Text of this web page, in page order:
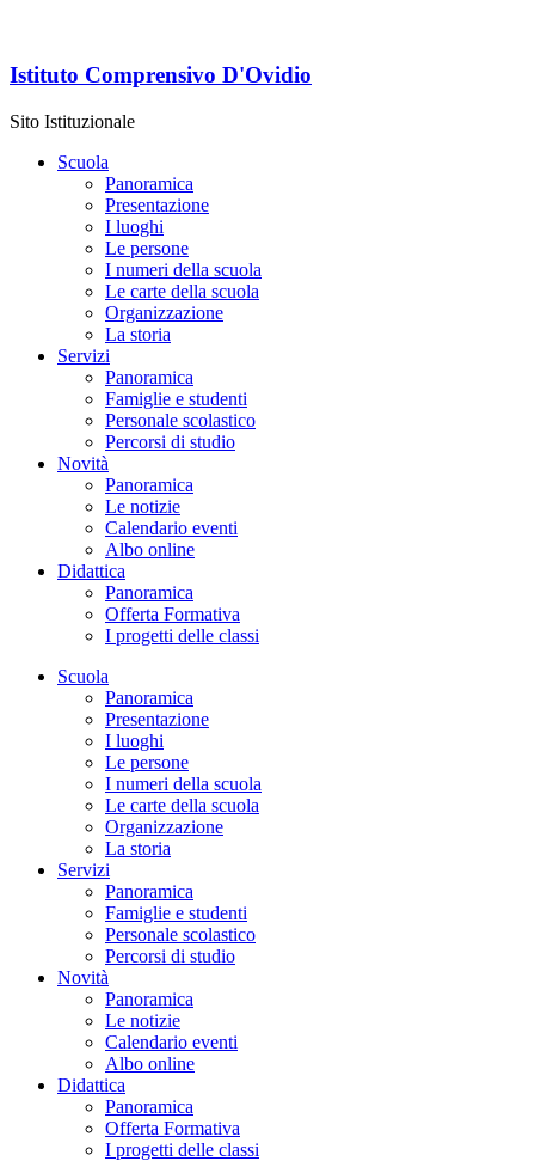
Istituto Comprensivo D'Ovidio
Sito Istituzionale
Scuola
Panoramica
Presentazione
I luoghi
Le persone
I numeri della scuola
Le carte della scuola
Organizzazione
La storia
Servizi
Panoramica
Famiglie e studenti
Personale scolastico
Percorsi di studio
Novità
Panoramica
Le notizie
Calendario eventi
Albo online
Didattica
Panoramica
Offerta Formativa
I progetti delle classi
Scuola
Panoramica
Presentazione
I luoghi
Le persone
I numeri della scuola
Le carte della scuola
Organizzazione
La storia
Servizi
Panoramica
Famiglie e studenti
Personale scolastico
Percorsi di studio
Novità
Panoramica
Le notizie
Calendario eventi
Albo online
Didattica
Panoramica
Offerta Formativa
I progetti delle classi